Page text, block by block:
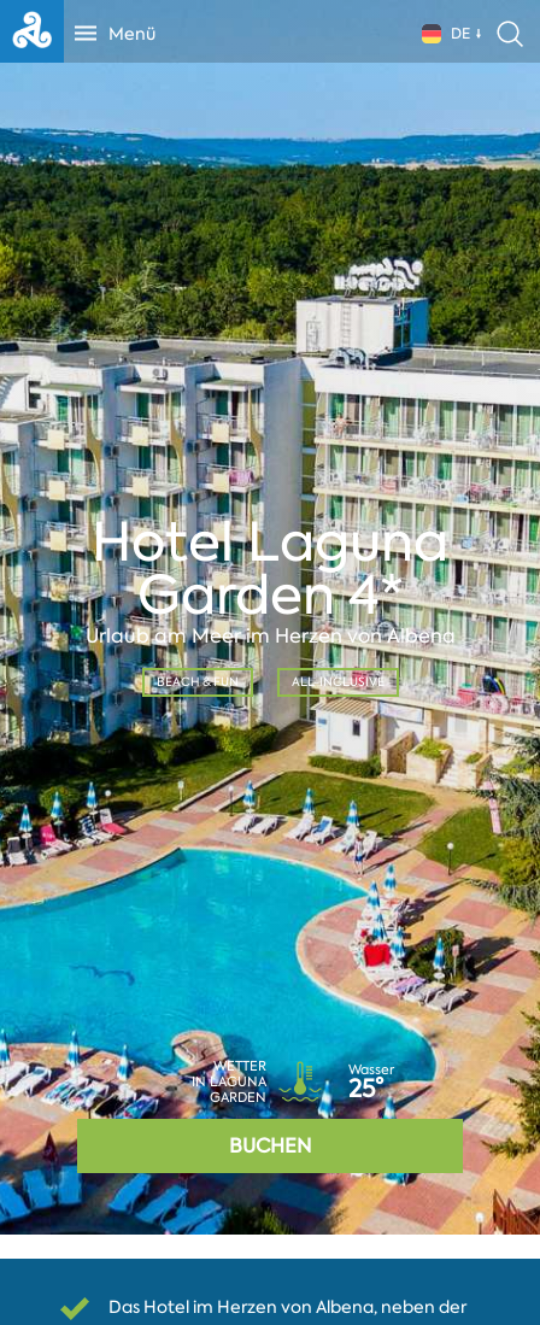
Menü DE
Hotel Laguna
Garden 4*
Urlaub am Meer im Herzen von Albena
BEACH & FUN ALL-INCLUSIVE
WETTER
IN LAGUNA
GARDEN
Wasser
25°
BUCHEN
Das Hotel im Herzen von Albena, neben der